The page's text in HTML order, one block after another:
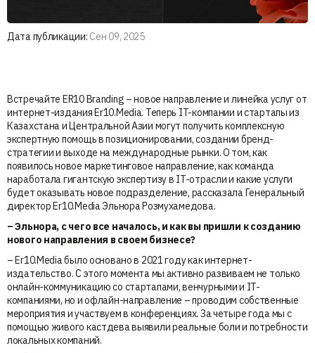
Дата публикации: Сен 09, 2025
Встречайте ER10 Branding – новое направление и линейка услуг от
интернет-издания Er10.Media. Теперь IT-компании и стартапы из
Казахстана и Центральной Азии могут получить комплексную
экспертную помощь в позиционировании, создании бренд-
стратегии и выходе на международные рынки. О том, как
появилось новое маркетинговое направление, как команда
наработала гигантскую экспертизу в IT-отрасли и какие услуги
будет оказывать новое подразделение, рассказала Генеральный
директор Er10.Media Эльнора Розмухамедова.
– Эльнора, с чего все началось, и как вы пришли к созданию
нового направления в своем бизнесе?
– Er10.Media было основано в 2021 году как интернет-
издательство. С этого момента мы активно развиваем не только
онлайн-коммуникацию со стартапами, венчурными и IT-
компаниями, но и офлайн-направление – проводим собственные
мероприятия и участвуем в конференциях. За четыре года мы с
помощью живого кастдева выявили реальные боли и потребности
локальных компаний.